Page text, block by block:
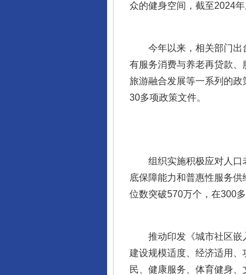
众的健身空间，截至2024
今年以来，相关部门出台
有服务消费与养老再贷款
旅游融合发展等一系列的政
30多项政策文件。
组织实施积极应对人口老
底保障能力和普惠性服务
位数突破570万个，在300
推动印发《城市社区嵌入
建设规模适度、经济适用
民、健康服务、体育健身、